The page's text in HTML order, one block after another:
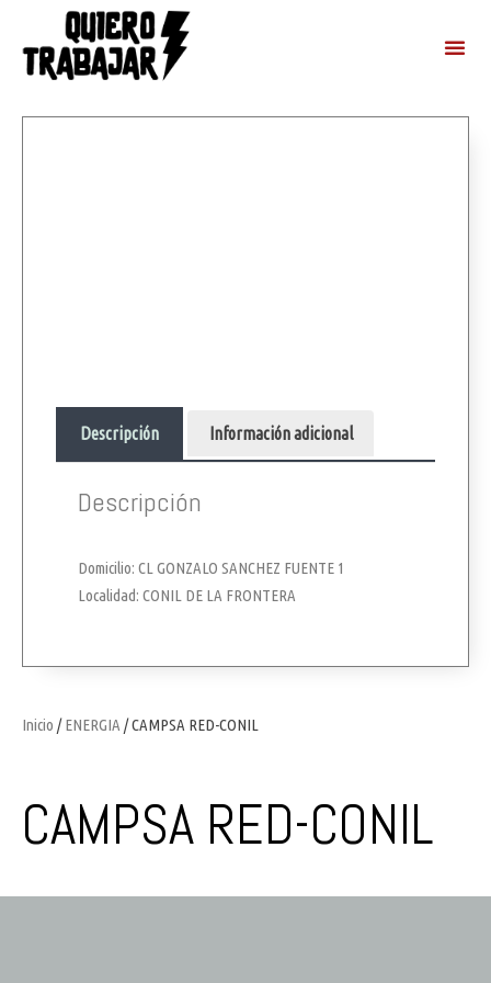
Inicio /ENERGIA / CAMPSA RED-CONIL
CAMPSA RED-CONIL
Descripción Información adicional
Descripción
Domicilio: CL GONZALO SANCHEZ FUENTE 1
Localidad: CONIL DE LA FRONTERA